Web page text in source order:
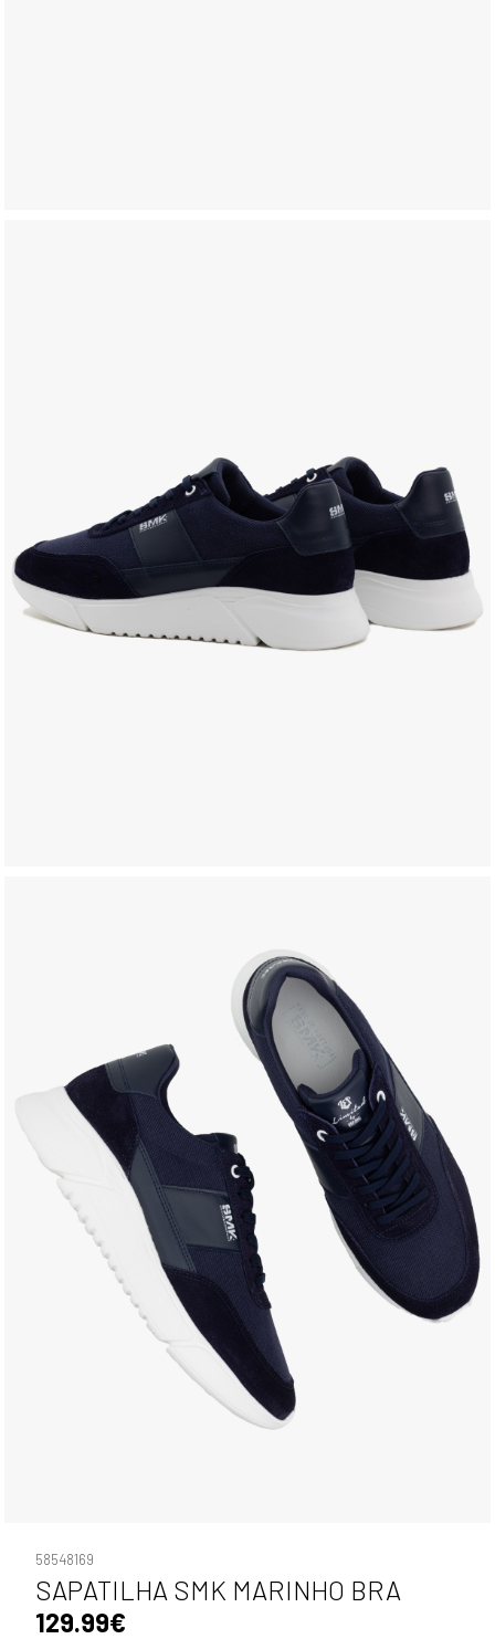
58548169
SAPATILHA SMK MARINHO BRA
129.99€